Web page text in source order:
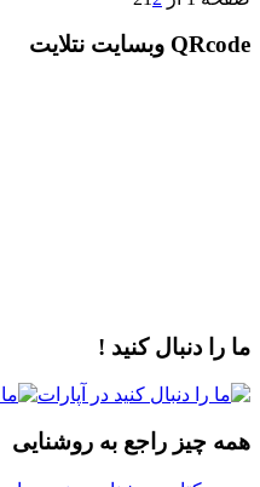
QRcode وبسایت نتلایت
ما را دنبال کنید !
همه چیز راجع به روشنایی